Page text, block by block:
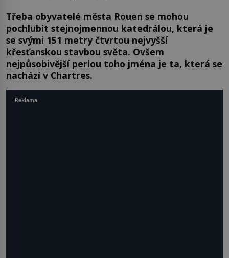
Třeba obyvatelé města Rouen se mohou
pochlubit stejnojmennou katedrálou, která je
se svými 151 metry čtvrtou nejvyšší
křesťanskou stavbou světa. Ovšem
nejpůsobivější perlou toho jména je ta, která se
nachází v Chartres.
Reklama